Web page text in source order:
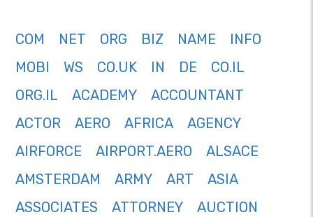
COM NET ORG BIZ NAME
INFO
MOBI
WS CO.UK IN DE
CO.IL
ORG.IL
ACADEMY
ACCOUNTANT
ACTOR
AERO AFRICA
AGENCY
AIRFORCE
AIRPORT.AERO
ALSACE
AMSTERDAM
ARMY ART
ASIA
ASSOCIATES
ATTORNEY
AUCTION